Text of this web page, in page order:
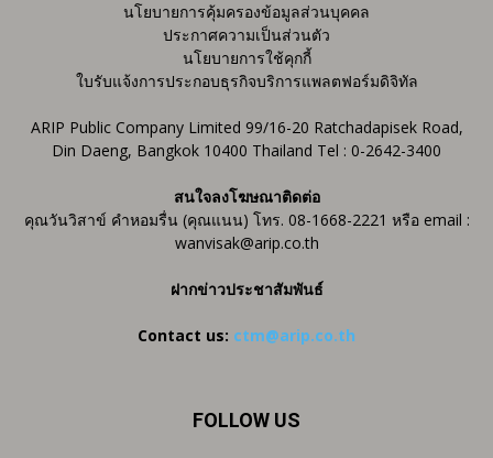
นโยบายการคุ้มครองข้อมูลส่วนบุคคล
ประกาศความเป็นส่วนตัว
นโยบายการใช้คุกกี้
ใบรับแจ้งการประกอบธุรกิจบริการแพลตฟอร์มดิจิทัล
ARIP Public Company Limited 99/16-20 Ratchadapisek Road,
Din Daeng, Bangkok 10400 Thailand Tel : 0-2642-3400
สนใจลงโฆษณาติดต่อ
คุณวันวิสาข์ คำหอมรื่น (คุณแนน) โทร. 08-1668-2221 หรือ email :
wanvisak@arip.co.th
ฝากข่าวประชาสัมพันธ์
Contact us: ctm@arip.co.th
FOLLOW US